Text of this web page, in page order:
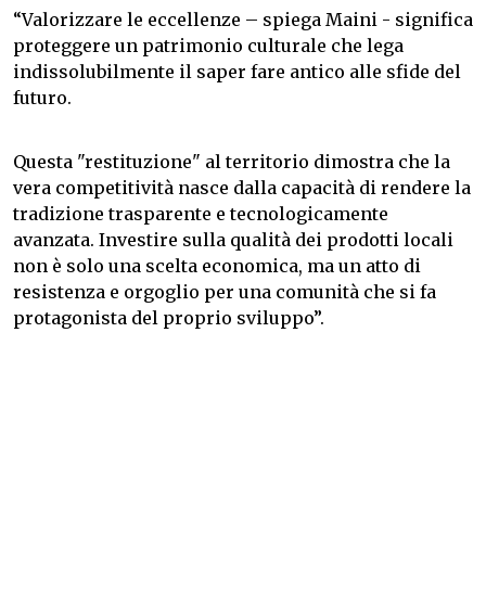
“Valorizzare le eccellenze – spiega Maini - significa
proteggere un patrimonio culturale che lega
indissolubilmente il saper fare antico alle sfide del
futuro.
Questa "restituzione" al territorio dimostra che la
vera competitività nasce dalla capacità di rendere la
tradizione trasparente e tecnologicamente
avanzata. Investire sulla qualità dei prodotti locali
non è solo una scelta economica, ma un atto di
resistenza e orgoglio per una comunità che si fa
protagonista del proprio sviluppo”.